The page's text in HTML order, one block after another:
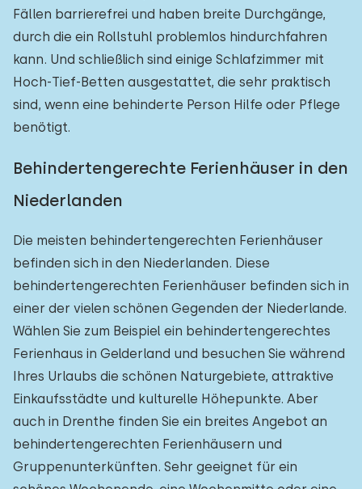
Fällen barrierefrei und haben breite Durchgänge,
durch die ein Rollstuhl problemlos hindurchfahren
kann. Und schließlich sind einige Schlafzimmer mit
Hoch-Tief-Betten ausgestattet, die sehr praktisch
sind, wenn eine behinderte Person Hilfe oder Pflege
benötigt.
Behindertengerechte Ferienhäuser in den
Niederlanden
Die meisten behindertengerechten Ferienhäuser
befinden sich in den Niederlanden. Diese
behindertengerechten Ferienhäuser befinden sich in
einer der vielen schönen Gegenden der Niederlande.
Wählen Sie zum Beispiel ein behindertengerechtes
Ferienhaus in Gelderland und besuchen Sie während
Ihres Urlaubs die schönen Naturgebiete, attraktive
Einkaufsstädte und kulturelle Höhepunkte. Aber
auch in Drenthe finden Sie ein breites Angebot an
behindertengerechten Ferienhäusern und
Gruppenunterkünften. Sehr geeignet für ein